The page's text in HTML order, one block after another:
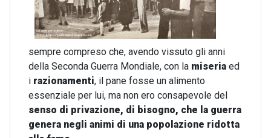
sempre compreso che, avendo vissuto gli anni
della Seconda Guerra Mondiale, con la miseria ed
i razionamenti, il pane fosse un alimento
essenziale per lui, ma non ero consapevole del
senso di privazione, di bisogno, che la guerra
genera negli animi di una popolazione ridotta